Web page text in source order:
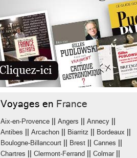
Voyages en France
Aix-en-Provence Angers Annecy
Antibes Arcachon Biarritz Bordeaux
Boulogne-Billancourt Brest Cannes
Chartres Clermont-Ferrand Colmar||